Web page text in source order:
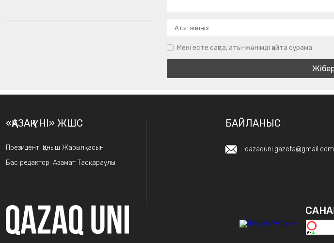
Мені есте сақта, аты-жөнімді қайта сұрама
«ҚАЗАҚ ҮНІ» ЖШС
Президент: Қаныш Жарылқасын
Бас редактор: Азамат Тасқараұлы
БАЙЛАНЫС
qazaquni.gazeta@gmail.com
САНАҚ